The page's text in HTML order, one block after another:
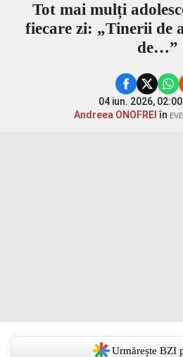
Tot mai mulți
fiecare zi: „Tinerii de
de…”
04 iun. 2026,
Andreea ONOFREI în
Urmărește BZI